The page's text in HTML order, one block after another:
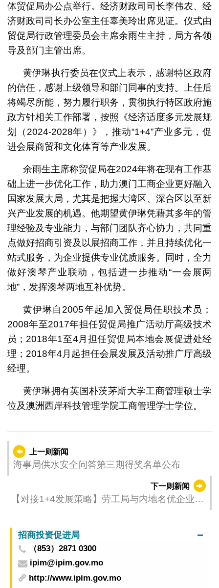
体贸促局办公点举行。经济财政司司长李伟农、经
济财政司司长办公室主任辜美玲出席见证。仪式由
贸促局行政管理委员会主席余雨生主持，局方各领
导及部门主管出席。
黄伊琳执行委员在仪式上表示，感谢特区政府
的信任，感谢上级领导和部门同事的支持。上任后
将竭尽所能，努力履行职务，贯彻执行特区政府施
政方针相关工作部署，按照《经济适度多元发展规
划（2024-2028年）》，推动“1+4”产业多元，促
进会展商贸和文化体育等产业发展。
余雨生主席称贸促局在2024年将在现有工作基
础上进一步优化工作，助力澳门工商企业更好融入
国家发展大局，尤其是把握大湾区、深合区以至新
兴产业发展的机遇。他期望黄伊琳凭藉其多年的管
理经验及专业能力，与部门团队齐心协力，共同重
点做好招商引资及以展招商工作，并且持续优化一
站式服务，为企业提供专业优质服务。同时，全力
做好澳琴产业联动，包括进一步推动“一会展两
地”，发挥澳琴两地互补优势。
黄伊琳自2005年起加入贸促局任职技术员；
2008年至2017年担任贸促局推广活动厅高级技术
员；2018年1至4月担任贸促局本地会展促进处经
理；2018年4月起担任会展发展及活动推广厅高级
经理。
黄伊琳拥有英国朴茨茅斯大学工商管理硕士学
位及澳洲西岸科技管理学院工商管理学士学位。
上一则新闻
海事局供水安全问答第三期得奖名单公布
下一则新闻
【对接1+4发展策略】劳工局与内地名优企业合
招商投资促进局
（853）2871 0300
ipim@ipim.gov.mo
http://www.ipim.gov.mo